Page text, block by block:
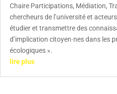
Chaire Participations, Médiation,
chercheurs de l’université et
étudier et transmettre des
d’implication citoyen·nes dans les
écologiques ».
lire plus